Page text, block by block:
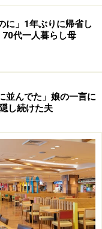
て仕事を続けてい
はない。持ち家で
た額にはならない
だろうと思ってい
んな誰かの家族な
いので天涯孤独で
き来がまったくな
うこともあるが、
。
されるのではなく
に」1年ぶりに帰省し
代一人暮らし母
並んでた」娘の一言に
し続けた夫